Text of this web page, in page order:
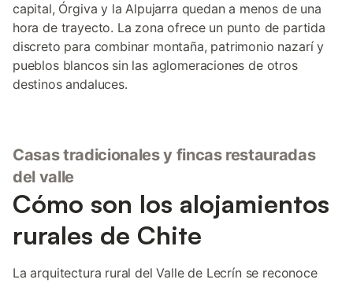
capital, Órgiva y la Alpujarra quedan a menos de una
hora de trayecto. La zona ofrece un punto de partida
discreto para combinar montaña, patrimonio nazarí y
pueblos blancos sin las aglomeraciones de otros
destinos andaluces.
Casas tradicionales y fincas restauradas
del valle
Cómo son los alojamientos
rurales de Chite
La arquitectura rural del Valle de Lecrín se reconoce